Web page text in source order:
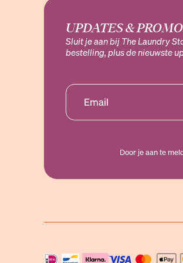
UPDATES &
Sluit je aan bij The Laundry
bestelling, plus de nieuwste
Door je aan te